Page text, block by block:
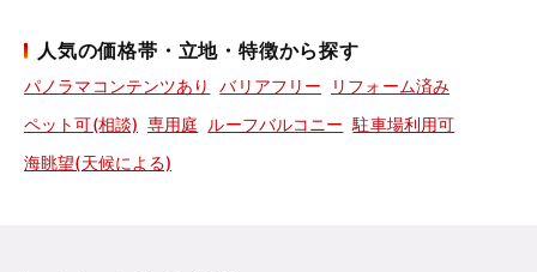
人気の価格帯・立地・特徴から探す
パノラマコンテンツあり バリアフリー
リフォーム済み
ペット可(相談) 専用庭 ルーフバルコニー 駐車場利用可
海眺望(天候による)